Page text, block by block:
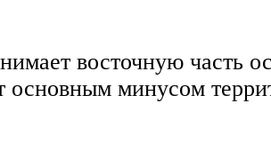
восточную часть
основным минусом